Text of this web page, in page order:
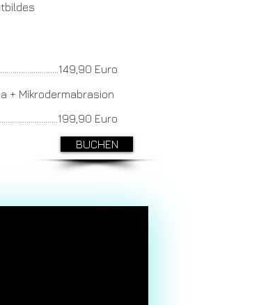
Euro
+ Mikrodermabrasion
Euro
BUCHEN